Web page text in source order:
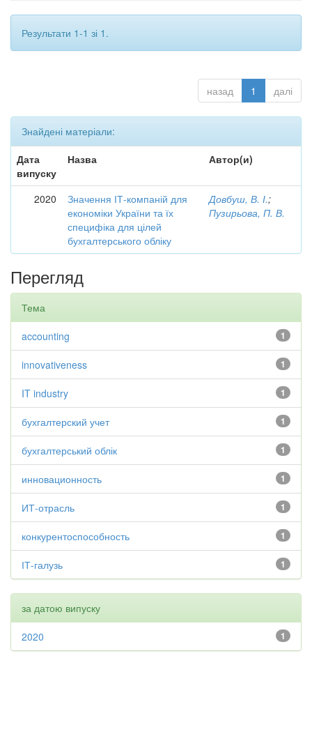
Результати 1-1 зі 1.
назад 1 далі
Знайдені матеріали:
Дата
випуску
Назва Автор(и)
2020
Значення ІТ-компаній для
економіки України та їх
специфіка для цілей
бухгалтерського обліку
Довбуш, В. І.;
Пузирьова, П. В.
Перегляд
Тема
1
accounting
1
innovativeness
1
IT industry
1
бухгалтерский учет
1
бухгалтерський облік
1
инновационность
1
ИТ-отрасль
1
конкурентоспособность
1
ІТ-галузь
за датою випуску
1
2020